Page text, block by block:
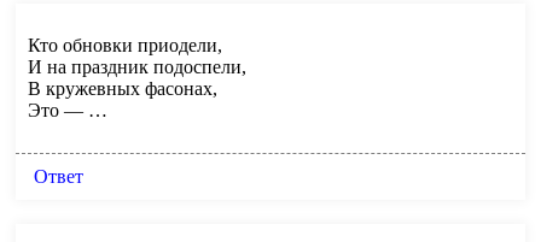
Кто обновки приодели,
И на праздник подоспели,
В кружевных фасонах,
Это — …
Ответ